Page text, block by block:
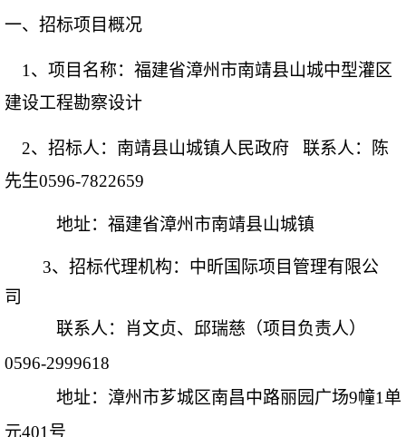
一、招标项目概况
1、项目名称： 福建省漳州市南靖县山城中型灌区
建设工程勘察设计
2、招标人： 南靖县山城镇人民政府 联系人：
陈
先生0596-7822659
地址： 福建省漳州市南靖县山城镇
3、 招标代理机构： 中昕国际项目管理有限公
司
联系人：
肖文贞、邱瑞慈 （项目负责人）
0596-2999618
地址： 漳州市芗城区南昌中路丽园广场9幢1单
元401号